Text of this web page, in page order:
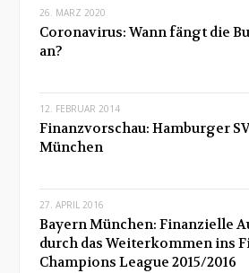
26. MÄRZ 2020
Coronavirus: Wann fängt die
an?
12. FEBRUAR 2014
Finanzvorschau: Hamburger
München
27. APRIL 2016
Bayern München: Finanzielle
durch das Weiterkommen ins
Champions League 2015/2016